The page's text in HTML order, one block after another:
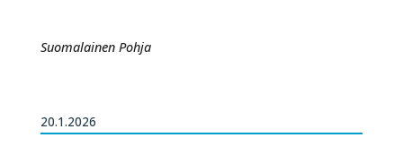
Suomalainen Pohja
20.1.2026